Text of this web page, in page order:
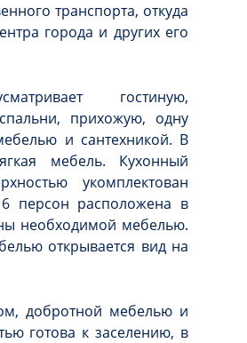
транспорта, откуда
города и других его
гостиную,
прихожую, одну
и сантехникой. В
мебель. Кухонный
укомплектован
персон расположена в
необходимой мебелью.
открывается вид на
добротной мебелью и
готова к заселению, в